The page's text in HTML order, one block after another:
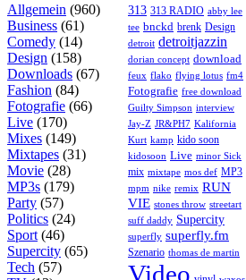
Allgemein (960)
Business (61)
Comedy (14)
Design (158)
Downloads (67)
Fashion (84)
Fotografie (66)
Live (170)
Mixes (149)
Mixtapes (31)
Movie (28)
MP3s (179)
Party (57)
Politics (24)
Sport (46)
Supercity (65)
Tech (57)
313 313 RADIO abby lee
tee bnckd brenk Design
detroit detroitjazzin
dorian concept download
feux flako flying lotus fm4
Fotografie free download
Guilty Simpson interview
Jay-Z JR&PH7 Kalifornia
Kurt kamp kido soon
kidosoon Live minor Sick
mix mixtape mos def MP3
mpm nike remix RUN
VIE stones throw streetart
suff daddy Supercity
superfly superfly.fm
Szenario thomas de martin
Video